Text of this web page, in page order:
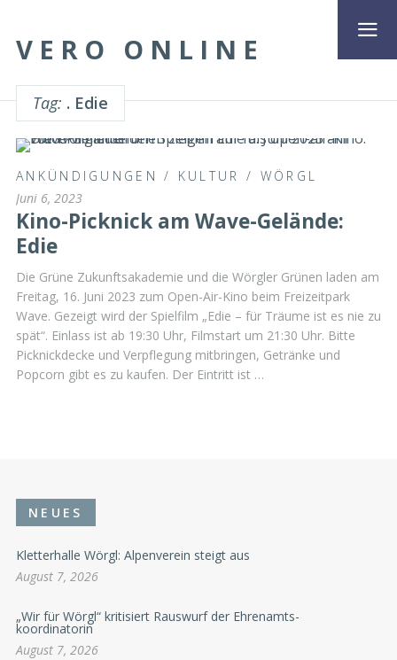
VERO ONLINE
Tag: . Edie
ANKÜNDIGUNGEN / KULTUR / WÖRGL
Juni 6, 2023
Kino-Picknick am Wave-Gelände:
Edie
Die Grüne Zukunftsakademie und die Wörgler Grünen laden am
Freitag, 16. Juni 2023 zum Open-Air-Kino beim Freizeitpark
Wave. Gezeigt wird der Spielfilm „Edie – für Träume ist es nie zu
spät“. Einlass ist ab 19:30 Uhr, Filmstart um 21:30 Uhr. Bitte
Picknickdecke und Verpflegung mitbringen, Getränke und
Popcorn gibt es zu kaufen. Der Eintritt ist …
NEUES
Kletterhalle Wörgl: Alpenverein steigt aus
August 7, 2026
„Wir für Wörgl“ kritisiert Rauswurf der Ehrenamts-
koordinatorin
August 7, 2026